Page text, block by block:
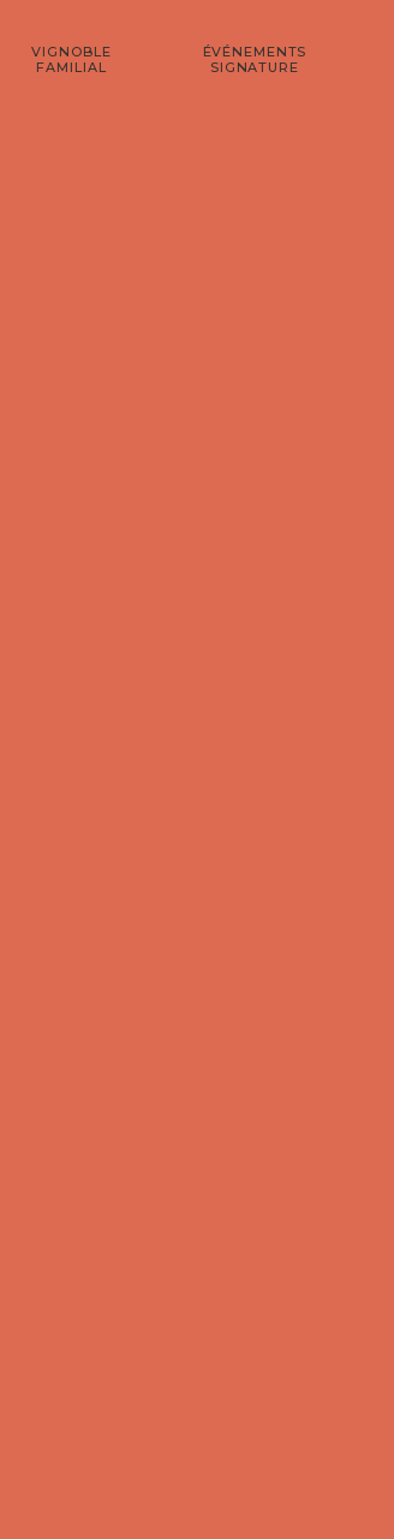
VIGNOBLE
FAMILIAL
ÉVÉNEMENTS
SIGNATURE